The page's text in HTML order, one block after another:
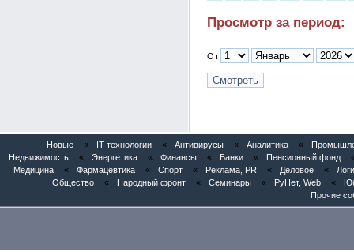
Просмотр за период:
От
Новые « IT технологии « Антивирусы « Аналитика «
Недвижимость
« Энергетика « Финансы « Банки « Пенсионный фонд
Медицина
« Фармацевтика « Спорт « Реклама, PR « Деловое «
Общество
« Народный фронт « Семинары « РуНет, Web «
Прочие